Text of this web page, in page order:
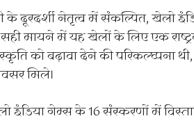
के दूरदर्शी नेतृत्व में संकल्पित,
मायने में यह खेलों के लिए एक
को बढ़ावा देने की परिकल्घ्पना
मिले।
गेम्स के 16 संस्करणों में